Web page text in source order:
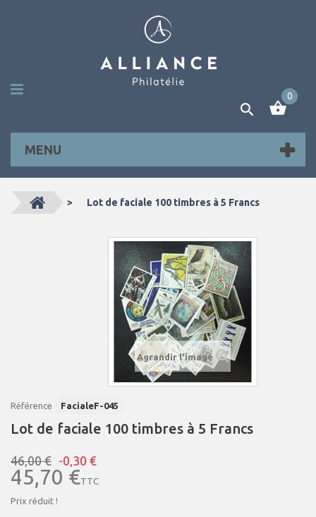
0
MENU
> Lot de faciale 100 timbres à 5 Francs
Agrandir l'image
Référence FacialeF-045
Lot de faciale 100 timbres à 5 Francs
46,00 € -0,30 €
45,70 €TTC
Prix réduit !